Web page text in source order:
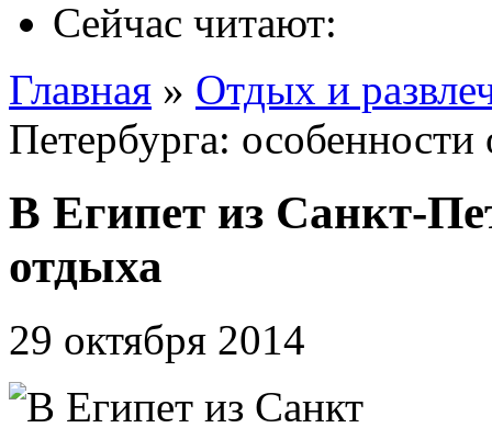
Сейчас читают:
Главная » Отдых и
Петербурга: особенности
В Египет из Санкт-
отдыха
29 октября 2014